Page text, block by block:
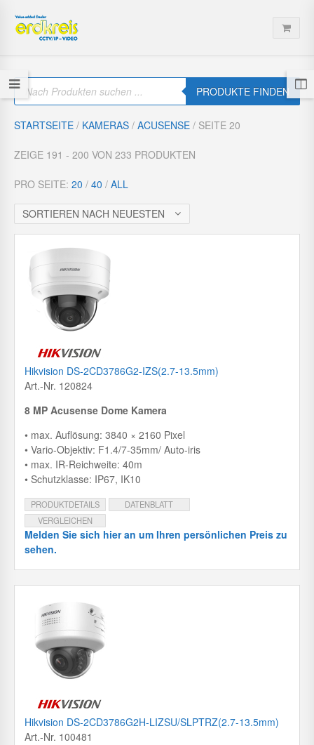
P
r
o
u
c
s
s
a
r
PRODUKTE FINDEN
STARTSEITE / KAMERAS / ACUSENSE / SEITE 20
ZEIGE 191 - 200 VON 233 PRODUKTEN
PRO SEITE: 20 / 40 / ALL
SORTIEREN NACH NEUESTEN
Hikvision DS-2CD3786G2-IZS(2.7-13.5mm)
Art.-Nr. 120824
8 MP Acusense Dome Kamera
• max. Auflösung: 3840 × 2160 Pixel
• Vario-Objektiv: F1.4/7-35mm/ Auto-iris
• max. IR-Reichweite: 40m
• Schutzklasse: IP67, IK10
PRODUKTDETAILS
DATENBLATT
VERGLEICHEN
Melden Sie sich hier an um Ihren persönlichen Preis zu
sehen.
Hikvision DS-2CD3786G2H-LIZSU/SLPTRZ(2.7-13.5mm)
Art.-Nr. 100481